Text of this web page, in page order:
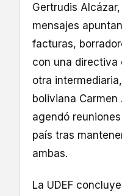
Gertrudis
mensajes
facturas,
con una directiva
otra
boliviana Carmen
agendó
país tras
ambas.
La UDEF